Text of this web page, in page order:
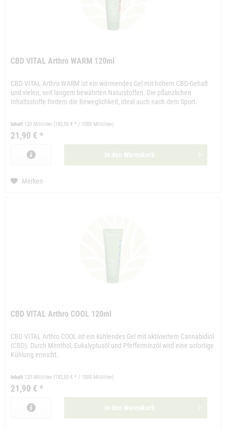
CBD VITAL Arthro WARM 120ml
CBD VITAL Arthro WARM ist ein wärmendes Gel mit hohem CBD-Gehalt
und vielen, seit langem bewährten Naturstoffen. Die pflanzlichen
Inhaltsstoffe fördern die Beweglichkeit, ideal auch nach dem Sport.
Inhalt 120 Milliliter (182,50 € * / 1000 Milliliter)
21,90 € *
In den Warenkorb
Merken
CBD VITAL Arthro COOL 120ml
CBD VITAL Arthro COOL ist ein kühlendes Gel mit aktiviertem Cannabidiol
(CBD). Durch Menthol, Eukalyptusöl und Pfefferminzöl wird eine sofortige
Kühlung erreicht.
Inhalt 120 Milliliter (182,50 € * / 1000 Milliliter)
21,90 € *
In den Warenkorb